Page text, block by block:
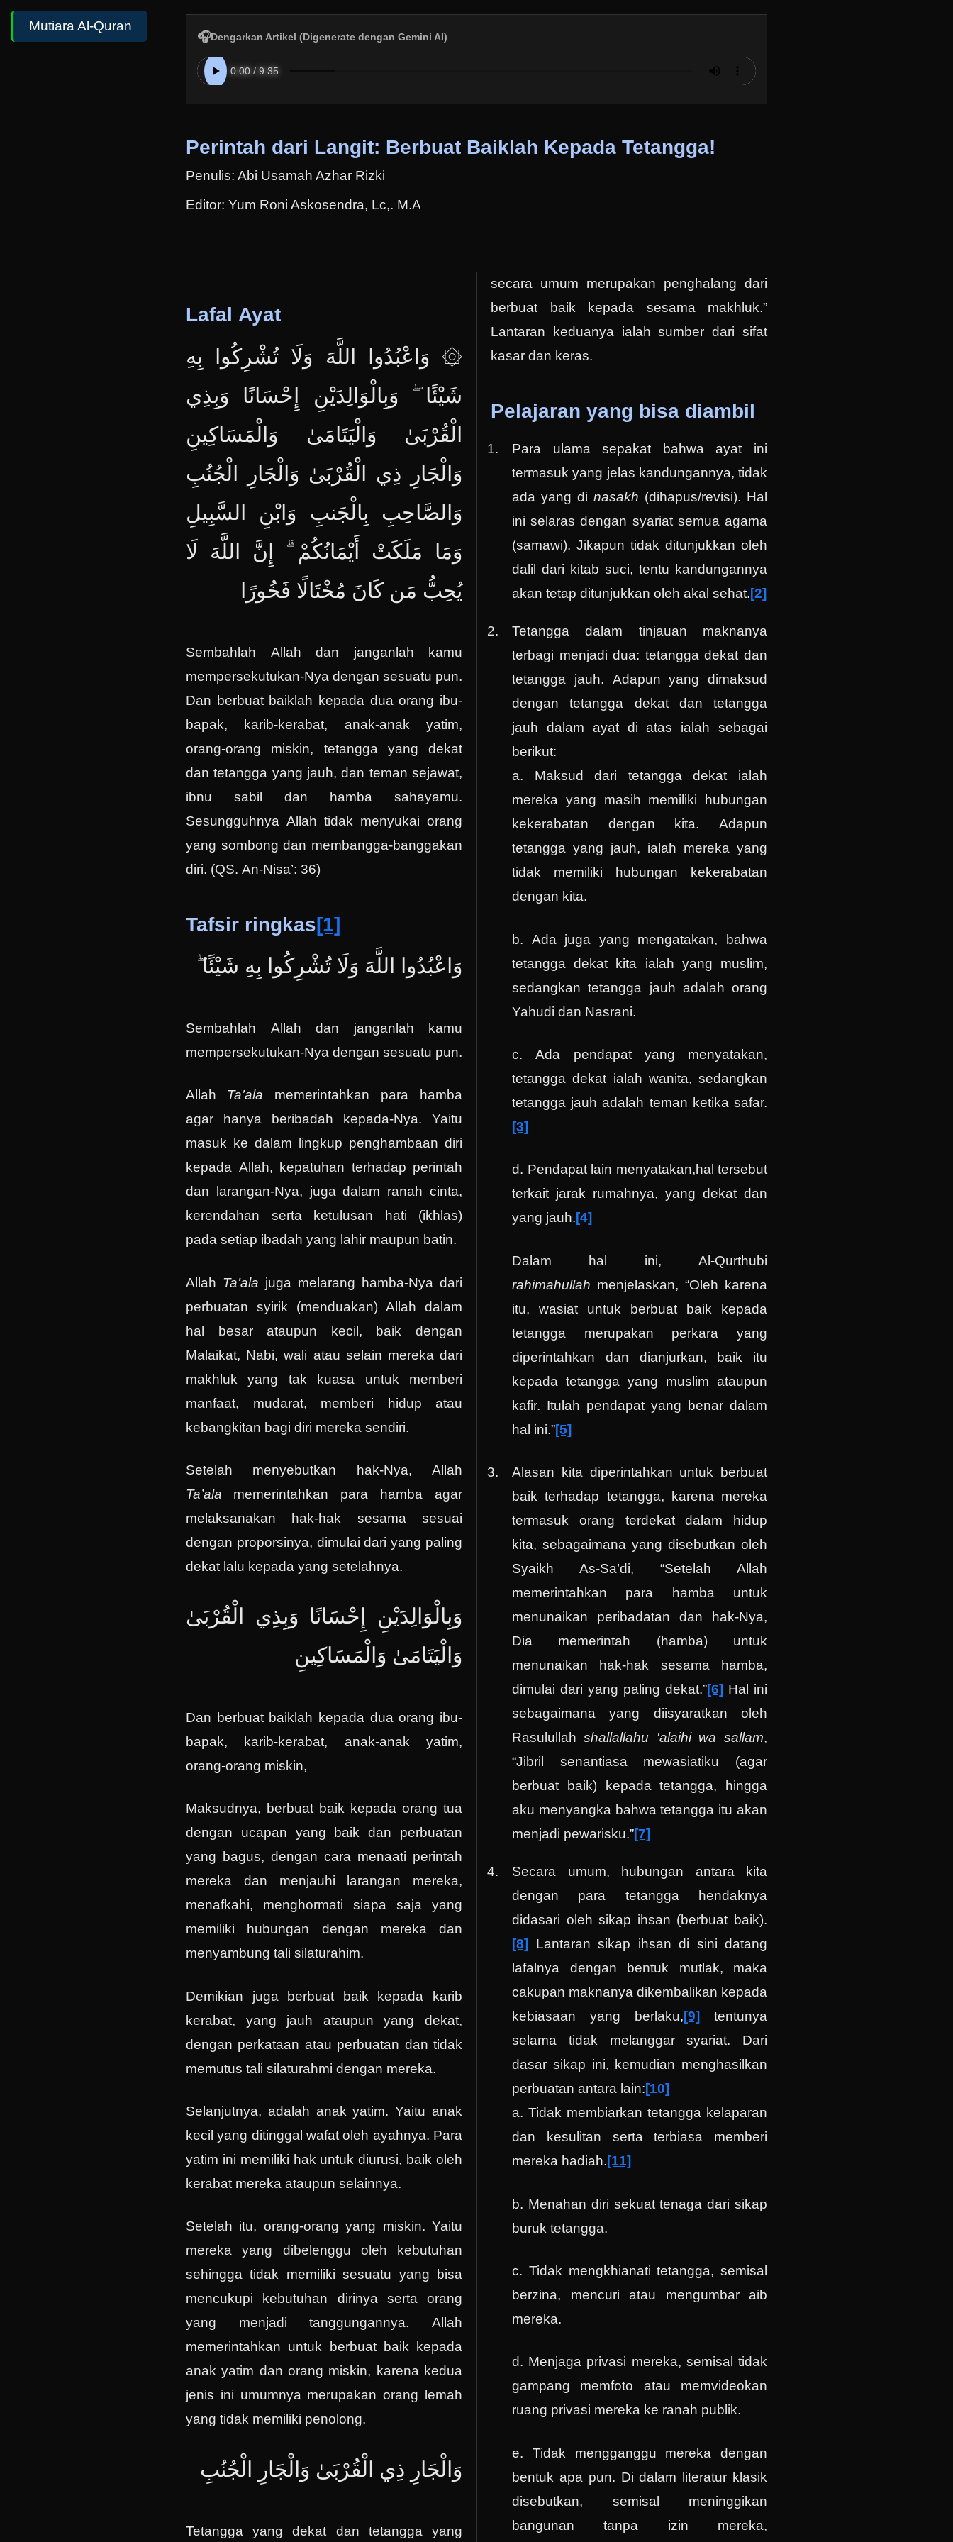
Mutiara Al-Quran
🎧Dengarkan Artikel (Digenerate dengan Gemini AI)
Perintah dari Langit: Berbuat Baiklah Kepada Tetangga!
Penulis: Abi Usamah Azhar Rizki
Editor: Yum Roni Askosendra, Lc,. M.A
Lafal Ayat
۞ وَاعْبُدُوا اللَّهَ وَلَا تُشْرِكُوا بِهِ
شَيْئًا ۖ وَبِالْوَالِدَيْنِ إِحْسَانًا وَبِذِي
الْقُرْبَىٰ وَالْيَتَامَىٰ وَالْمَسَاكِينِ
وَالْجَارِ ذِي الْقُرْبَىٰ وَالْجَارِ الْجُنُبِ
وَالصَّاحِبِ بِالْجَنبِ وَابْنِ السَّبِيلِ
وَمَا مَلَكَتْ أَيْمَانُكُمْ ۗ إِنَّ اللَّهَ لَا
يُحِبُّ مَن كَانَ مُخْتَالًا فَخُورًا
Sembahlah Allah dan janganlah kamu
mempersekutukan-Nya dengan sesuatu pun.
Dan berbuat baiklah kepada dua orang ibu-
bapak, karib-kerabat, anak-anak yatim,
orang-orang miskin, tetangga yang dekat
dan tetangga yang jauh, dan teman sejawat,
ibnu sabil dan hamba sahayamu.
Sesungguhnya Allah tidak menyukai orang
yang sombong dan membangga-banggakan
diri. (QS. An-Nisa’: 36)
Tafsir ringkas[1]
وَاعْبُدُوا اللَّهَ وَلَا تُشْرِكُوا بِهِ شَيْئًا ۖ
Sembahlah Allah dan janganlah kamu
mempersekutukan-Nya dengan sesuatu pun.
Allah Ta’ala memerintahkan para hamba
agar hanya beribadah kepada-Nya. Yaitu
masuk ke dalam lingkup penghambaan diri
kepada Allah, kepatuhan terhadap perintah
dan larangan-Nya, juga dalam ranah cinta,
kerendahan serta ketulusan hati (ikhlas)
pada setiap ibadah yang lahir maupun batin.
Allah Ta’ala juga melarang hamba-Nya dari
perbuatan syirik (menduakan) Allah dalam
hal besar ataupun kecil, baik dengan
Malaikat, Nabi, wali atau selain mereka dari
makhluk yang tak kuasa untuk memberi
manfaat, mudarat, memberi hidup atau
kebangkitan bagi diri mereka sendiri.
Setelah menyebutkan hak-Nya, Allah
Ta’ala memerintahkan para hamba agar
melaksanakan hak-hak sesama sesuai
dengan proporsinya, dimulai dari yang paling
dekat lalu kepada yang setelahnya.
وَبِالْوَالِدَيْنِ إِحْسَانًا وَبِذِي الْقُرْبَىٰ
وَالْيَتَامَىٰ وَالْمَسَاكِينِ
Dan berbuat baiklah kepada dua orang ibu-
bapak, karib-kerabat, anak-anak yatim,
orang-orang miskin,
Maksudnya, berbuat baik kepada orang tua
dengan ucapan yang baik dan perbuatan
yang bagus, dengan cara menaati perintah
mereka dan menjauhi larangan mereka,
menafkahi, menghormati siapa saja yang
memiliki hubungan dengan mereka dan
menyambung tali silaturahim.
Demikian juga berbuat baik kepada karib
kerabat, yang jauh ataupun yang dekat,
dengan perkataan atau perbuatan dan tidak
memutus tali silaturahmi dengan mereka.
Selanjutnya, adalah anak yatim. Yaitu anak
kecil yang ditinggal wafat oleh ayahnya. Para
yatim ini memiliki hak untuk diurusi, baik oleh
kerabat mereka ataupun selainnya.
Setelah itu, orang-orang yang miskin. Yaitu
mereka yang dibelenggu oleh kebutuhan
sehingga tidak memiliki sesuatu yang bisa
mencukupi kebutuhan dirinya serta orang
yang menjadi tanggungannya. Allah
memerintahkan untuk berbuat baik kepada
anak yatim dan orang miskin, karena kedua
jenis ini umumnya merupakan orang lemah
yang tidak memiliki penolong.
وَالْجَارِ ذِي الْقُرْبَىٰ وَالْجَارِ الْجُنُبِ
Tetangga yang dekat dan tetangga yang
secara umum merupakan penghalang dari
berbuat baik kepada sesama makhluk.”
Lantaran keduanya ialah sumber dari sifat
kasar dan keras.
Pelajaran yang bisa diambil
Para ulama sepakat bahwa ayat ini
termasuk yang jelas kandungannya, tidak
ada yang di nasakh (dihapus/revisi). Hal
ini selaras dengan syariat semua agama
(samawi). Jikapun tidak ditunjukkan oleh
dalil dari kitab suci, tentu kandungannya
akan tetap ditunjukkan oleh akal sehat.[2]
Tetangga dalam tinjauan maknanya
terbagi menjadi dua: tetangga dekat dan
tetangga jauh. Adapun yang dimaksud
dengan tetangga dekat dan tetangga
jauh dalam ayat di atas ialah sebagai
berikut:
a. Maksud dari tetangga dekat ialah
mereka yang masih memiliki hubungan
kekerabatan dengan kita. Adapun
tetangga yang jauh, ialah mereka yang
tidak memiliki hubungan kekerabatan
dengan kita.
b. Ada juga yang mengatakan, bahwa
tetangga dekat kita ialah yang muslim,
sedangkan tetangga jauh adalah orang
Yahudi dan Nasrani.
c. Ada pendapat yang menyatakan,
tetangga dekat ialah wanita, sedangkan
tetangga jauh adalah teman ketika safar.
[3]
d. Pendapat lain menyatakan,hal tersebut
terkait jarak rumahnya, yang dekat dan
yang jauh.[4]
Dalam hal ini, Al-Qurthubi
rahimahullah menjelaskan, “Oleh karena
itu, wasiat untuk berbuat baik kepada
tetangga merupakan perkara yang
diperintahkan dan dianjurkan, baik itu
kepada tetangga yang muslim ataupun
kafir. Itulah pendapat yang benar dalam
hal ini.”[5]
Alasan kita diperintahkan untuk berbuat
baik terhadap tetangga, karena mereka
termasuk orang terdekat dalam hidup
kita, sebagaimana yang disebutkan oleh
Syaikh As-Sa’di, “Setelah Allah
memerintahkan para hamba untuk
menunaikan peribadatan dan hak-Nya,
Dia memerintah (hamba) untuk
menunaikan hak-hak sesama hamba,
dimulai dari yang paling dekat.”[6] Hal ini
sebagaimana yang diisyaratkan oleh
Rasulullah shallallahu 'alaihi wa sallam,
“Jibril senantiasa mewasiatiku (agar
berbuat baik) kepada tetangga, hingga
aku menyangka bahwa tetangga itu akan
menjadi pewarisku.”[7]
Secara umum, hubungan antara kita
dengan para tetangga hendaknya
didasari oleh sikap ihsan (berbuat baik).
[8]
Lantaran sikap ihsan di sini datang
lafalnya dengan bentuk mutlak, maka
cakupan maknanya dikembalikan kepada
kebiasaan yang berlaku,[9]
tentunya
selama tidak melanggar syariat. Dari
dasar sikap ini, kemudian menghasilkan
perbuatan antara lain:[10]
a. Tidak membiarkan tetangga kelaparan
dan kesulitan serta terbiasa memberi
mereka hadiah.[11]
b. Menahan diri sekuat tenaga dari sikap
buruk tetangga.
c. Tidak mengkhianati tetangga, semisal
berzina, mencuri atau mengumbar aib
mereka.
d. Menjaga privasi mereka, semisal tidak
gampang memfoto atau memvideokan
ruang privasi mereka ke ranah publik.
e. Tidak mengganggu mereka dengan
bentuk apa pun. Di dalam literatur klasik
disebutkan, semisal meninggikan
bangunan tanpa izin mereka,